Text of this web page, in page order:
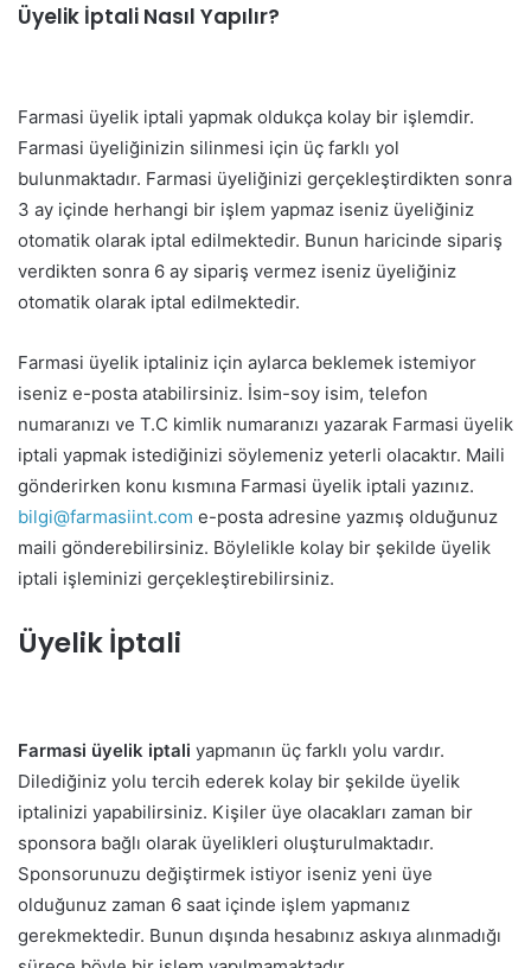
Üyelik İptali Nasıl Yapılır?
Farmasi üyelik iptali yapmak oldukça kolay bir işlemdir.
Farmasi üyeliğinizin silinmesi için üç farklı yol
bulunmaktadır. Farmasi üyeliğinizi gerçekleştirdikten sonra
3 ay içinde herhangi bir işlem yapmaz iseniz üyeliğiniz
otomatik olarak iptal edilmektedir. Bunun haricinde sipariş
verdikten sonra 6 ay sipariş vermez iseniz üyeliğiniz
otomatik olarak iptal edilmektedir.
Farmasi üyelik iptaliniz için aylarca beklemek istemiyor
iseniz e-posta atabilirsiniz. İsim-soy isim, telefon
numaranızı ve T.C kimlik numaranızı yazarak Farmasi üyelik
iptali yapmak istediğinizi söylemeniz yeterli olacaktır. Maili
gönderirken konu kısmına Farmasi üyelik iptali yazınız.
bilgi@farmasiint.com e-posta adresine yazmış olduğunuz
maili gönderebilirsiniz. Böylelikle kolay bir şekilde üyelik
iptali işleminizi gerçekleştirebilirsiniz.
Üyelik İptali
Farmasi üyelik iptali yapmanın üç farklı yolu vardır.
Dilediğiniz yolu tercih ederek kolay bir şekilde üyelik
iptalinizi yapabilirsiniz. Kişiler üye olacakları zaman bir
sponsora bağlı olarak üyelikleri oluşturulmaktadır.
Sponsorunuzu değiştirmek istiyor iseniz yeni üye
olduğunuz zaman 6 saat içinde işlem yapmanız
gerekmektedir. Bunun dışında hesabınız askıya alınmadığı